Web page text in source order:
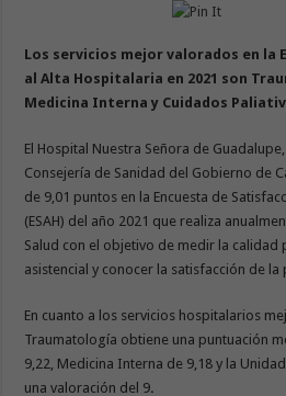
Los servicios mejor valorados en la
al Alta Hospitalaria en 2021 son
Medicina Interna y Cuidados
El Hospital Nuestra Señora de
Consejería de Sanidad del Gobierno de
de 9,01 puntos en la Encuesta de
(ESAH) del año 2021 que realiza
Salud con el objetivo de medir la calidad
asistencial y conocer la satisfacción de
En cuanto a los servicios hospitalarios
Traumatología obtiene una puntuación
9,22, Medicina Interna de 9,18 y la
una valoración del 9.